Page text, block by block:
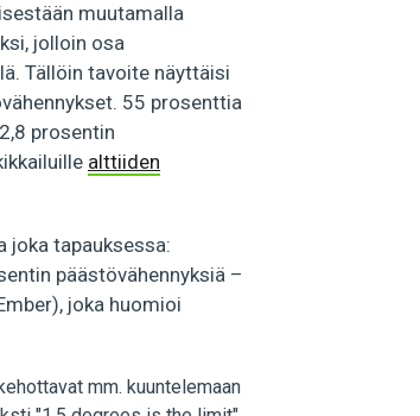
muutamalla
jolloin osa
Tällöin tavoite näyttäisi
55 prosenttia
prosentin
alttiiden
joka tapauksessa:
päästövähennyksiä –
joka huomioi